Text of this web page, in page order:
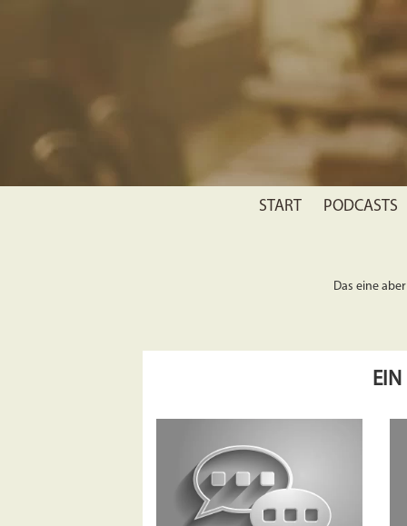
START PODCASTS
Das eine
EIN